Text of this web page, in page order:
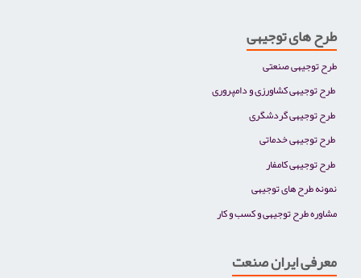
طرح های توجیهی
طرح توجیهی صنعتی
طرح توجیهی کشاورزی و دامپروری
طرح توجیهی گردشگری
طرح توجیهی خدماتی
طرح توجیهی کامفار
نمونه طرح های توجیهی
مشاوره طرح توجیهی و کسب و کار
معرفی ایران صنعت